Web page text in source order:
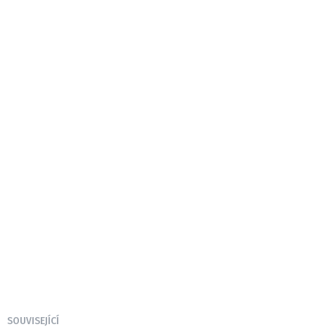
SOUVISEJÍCÍ